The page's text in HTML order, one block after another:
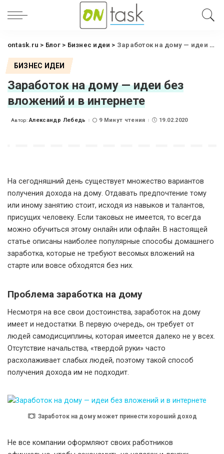
ontask.ru > Блог> Бизнес идеи > Заработок на дому — идеи без вложений и в интернете
БИЗНЕС ИДЕИ
Заработок на дому — идеи без
вложений и в интернете
Posted
Автор: Александр Лебедь 9 Минут чтения 19.02.2020
На сегодняшний день существует множество вариантов
получения дохода на дому. Отдавать предпочтение тому
или иному занятию стоит, исходя из навыков и талантов,
присущих человеку. Если таковых не имеется, то всегда
можно обучиться этому онлайн или офлайн. В настоящей
статье описаны наиболее популярные способы домашнего
заработка, которые не требуют весомых вложений на
старте или вовсе обходятся без них.
Проблема заработка на дому
Несмотря на все свои достоинства, заработок на дому
имеет и недостатки. В первую очередь, он требует от
людей самодисциплины, которая имеется далеко не у всех.
Отсутствие начальства, «твердой руки» часто
расхолаживает слабых людей, поэтому такой способ
получения дохода им не подходит.
Заработок на дому может принести хороший доход
Не все компании оформляют своих работников